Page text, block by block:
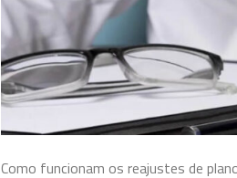
Como funcionam os reajustes de